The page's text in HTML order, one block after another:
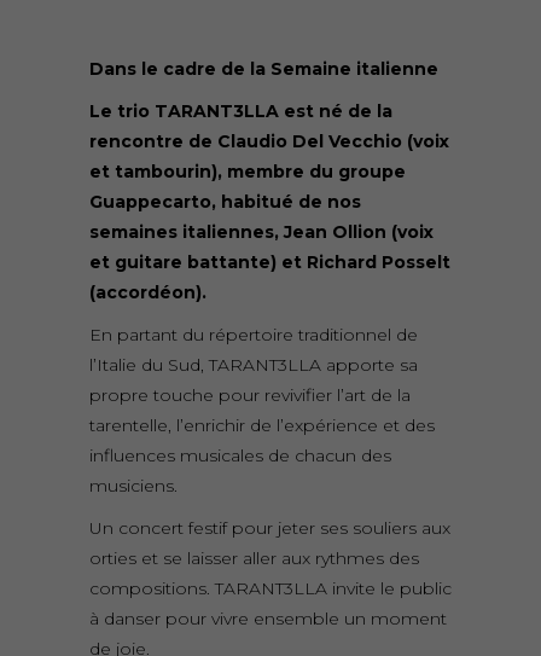
Dans le cadre de la Semaine italienne
Le trio TARANT3LLA est né de la
rencontre de Claudio Del Vecchio (voix
et tambourin), membre du groupe
Guappecarto, habitué de nos
semaines italiennes, Jean Ollion (voix
et guitare battante) et Richard Posselt
(accordéon).
En partant du répertoire traditionnel de
l’Italie du Sud, TARANT3LLA apporte sa
propre touche pour revivifier l’art de la
tarentelle, l’enrichir de l’expérience et des
influences musicales de chacun des
musiciens.
Un concert festif pour jeter ses souliers aux
orties et se laisser aller aux rythmes des
compositions. TARANT3LLA invite le public
à danser pour vivre ensemble un moment
de joie.